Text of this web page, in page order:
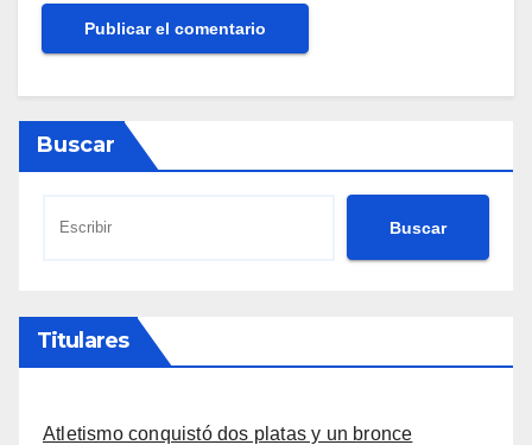
Buscar
Buscar
Titulares
Atletismo conquistó dos platas y un bronce